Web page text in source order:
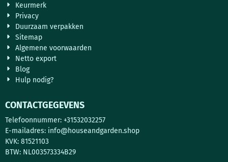
Keurmerk
Privacy
Duurzaam verpakken
Sitemap
Algemene voorwaarden
Netto export
Blog
Hulp nodig?
CONTACTGEGEVENS
Telefoonnummer: +31532032257
E-mailadres: info@houseandgarden.shop
KVK: 81521103
BTW: NL003573334B29